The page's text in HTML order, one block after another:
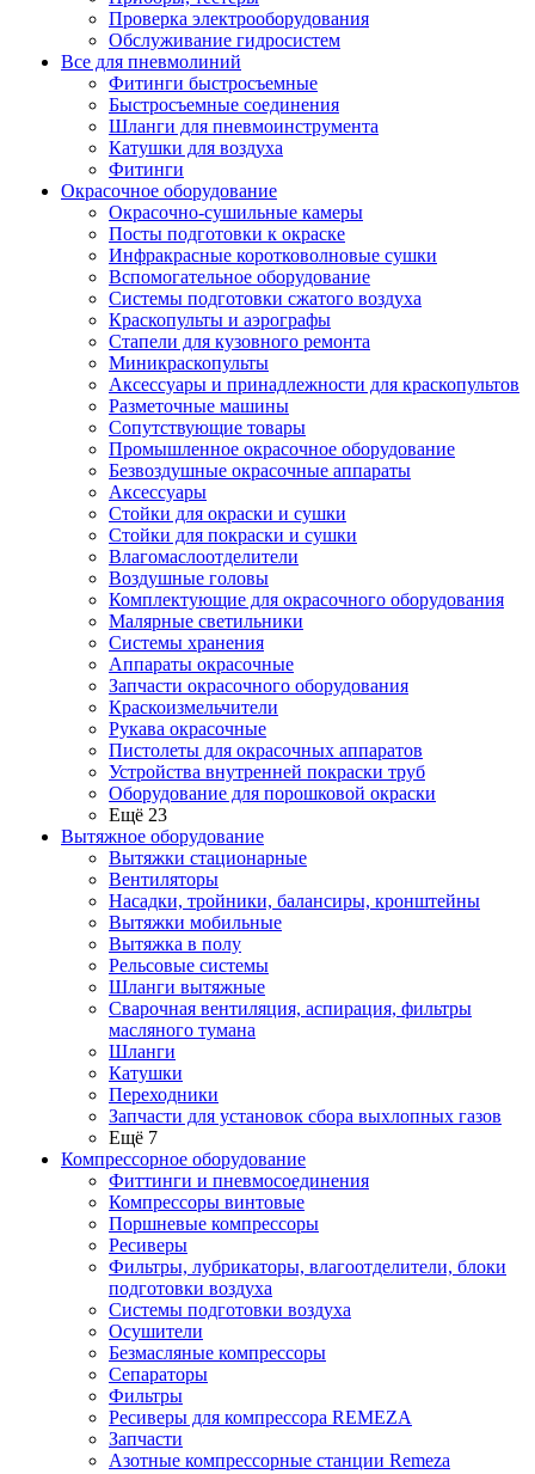
Проверка электрооборудования
Обслуживание гидросистем
Все для пневмолиний
Фитинги быстросъемные
Быстросъемные соединения
Шланги для пневмоинструмента
Катушки для воздуха
Фитинги
Окрасочное оборудование
Окрасочно-сушильные камеры
Посты подготовки к окраске
Инфракрасные коротковолновые сушки
Вспомогательное оборудование
Системы подготовки сжатого воздуха
Краскопульты и аэрографы
Стапели для кузовного ремонта
Миникраскопульты
Аксессуары и принадлежности для краскопультов
Разметочные машины
Сопутствующие товары
Промышленное окрасочное оборудование
Безвоздушные окрасочные аппараты
Аксессуары
Стойки для окраски и сушки
Стойки для покраски и сушки
Влагомаслоотделители
Воздушные головы
Комплектующие для окрасочного оборудования
Малярные светильники
Системы хранения
Аппараты окрасочные
Запчасти окрасочного оборудования
Краскоизмельчители
Рукава окрасочные
Пистолеты для окрасочных аппаратов
Устройства внутренней покраски труб
Оборудование для порошковой окраски
Ещё 23
Вытяжное оборудование
Вытяжки стационарные
Вентиляторы
Насадки, тройники, балансиры, кронштейны
Вытяжки мобильные
Вытяжка в полу
Рельсовые системы
Шланги вытяжные
Сварочная вентиляция, аспирация, фильтры
масляного тумана
Шланги
Катушки
Переходники
Запчасти для установок сбора выхлопных газов
Ещё 7
Компрессорное оборудование
Фиттинги и пневмосоединения
Компрессоры винтовые
Поршневые компрессоры
Ресиверы
Фильтры, лубрикаторы, влагоотделители, блоки
подготовки воздуха
Системы подготовки воздуха
Осушители
Безмасляные компрессоры
Сепараторы
Фильтры
Ресиверы для компрессора REMEZA
Запчасти
Азотные компрессорные станции Remeza